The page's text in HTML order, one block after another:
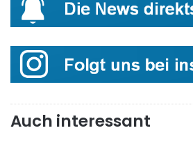
Auch interessant